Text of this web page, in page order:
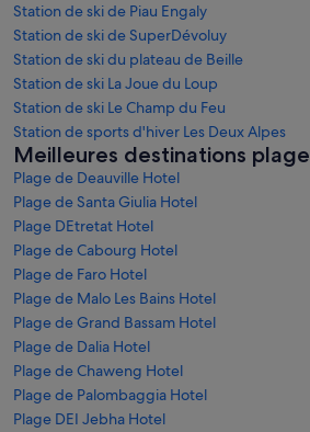
Station de ski de Piau Engaly
Station de ski de SuperDévoluy
Station de ski du plateau de Beille
Station de ski La Joue du Loup
Station de ski Le Champ du Feu
Station de sports d'hiver Les Deux Alpes
Meilleures destinations plage
Plage de Deauville Hotel
Plage de Santa Giulia Hotel
Plage DEtretat Hotel
Plage de Cabourg Hotel
Plage de Faro Hotel
Plage de Malo Les Bains Hotel
Plage de Grand Bassam Hotel
Plage de Dalia Hotel
Plage de Chaweng Hotel
Plage de Palombaggia Hotel
Plage DEI Jebha Hotel